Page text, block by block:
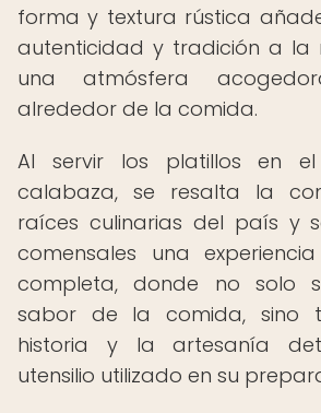
forma y textura rústica
autenticidad y tradición a la
una atmósfera
alrededor de la comida.
Al servir los platillos en
calabaza, se resalta la
raíces culinarias del país y
comensales una
completa, donde no solo
sabor de la comida, sino
historia y la artesanía
utensilio utilizado en su